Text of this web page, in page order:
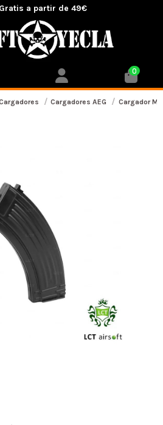
a partir de 49€
0
Cargadores AEG Cargador